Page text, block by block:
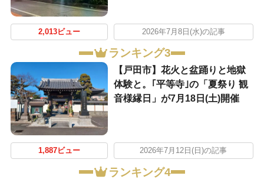
2,013ビュー 2026年7月8日(水)の記事
ランキング3
【戸田市】花火と盆踊りと地獄
体験と。｢平等寺｣の「夏祭り 観
音様縁日」が7月18日(土)開催
1,887ビュー 2026年7月12日(日)の記事
ランキング4